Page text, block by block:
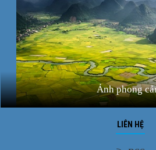
Ảnh phong
LIÊN HỆ